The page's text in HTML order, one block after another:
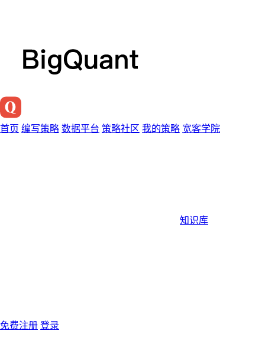
首页 编写策略 数据平台 策略社区 我的策略 宽客学院
知识库
免费注册 登录